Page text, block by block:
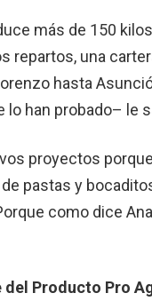
más de 150
repartos, una
hasta
han probado– le
proyectos
pastas y
como dice
Producto Pro